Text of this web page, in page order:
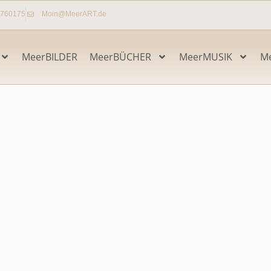
Moin@MeerART.de
MeerBILDER MeerBÜCHER MeerMUSIK